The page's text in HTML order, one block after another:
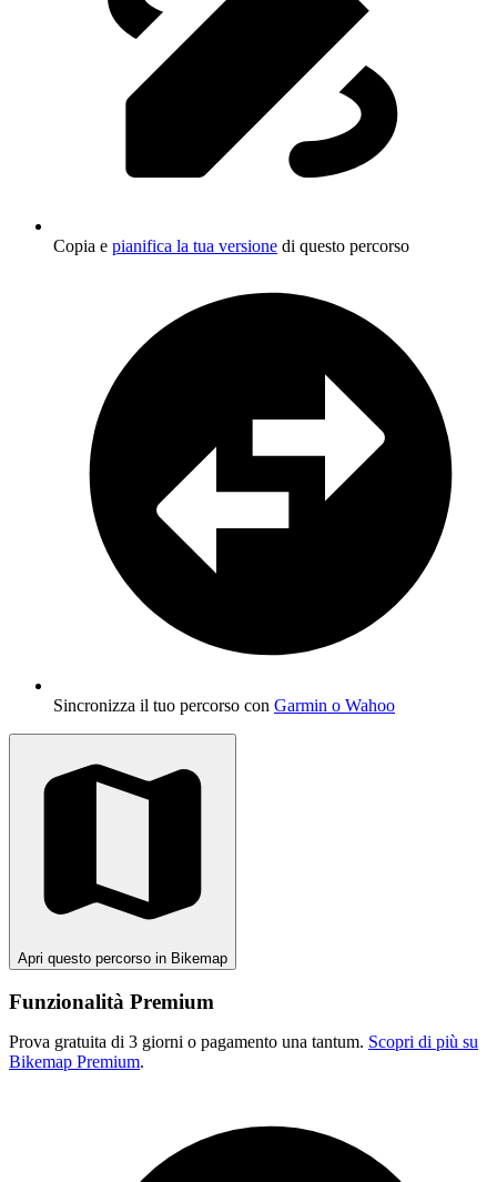
Copia e pianifica la tua versione di questo percorso
Sincronizza il tuo percorso con Garmin o Wahoo
Apri questo percorso in Bikemap
Funzionalità Premium
Prova gratuita di 3 giorni o pagamento una tantum. Scopri di più su
Bikemap Premium.